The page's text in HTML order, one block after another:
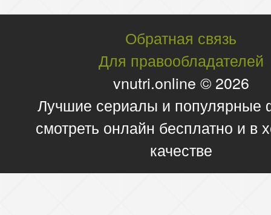
Обратная связь
Для правообладателей
vnutri.online © 2026
Лучшие сериалы и
смотреть онлайн бесплатно и в
качестве